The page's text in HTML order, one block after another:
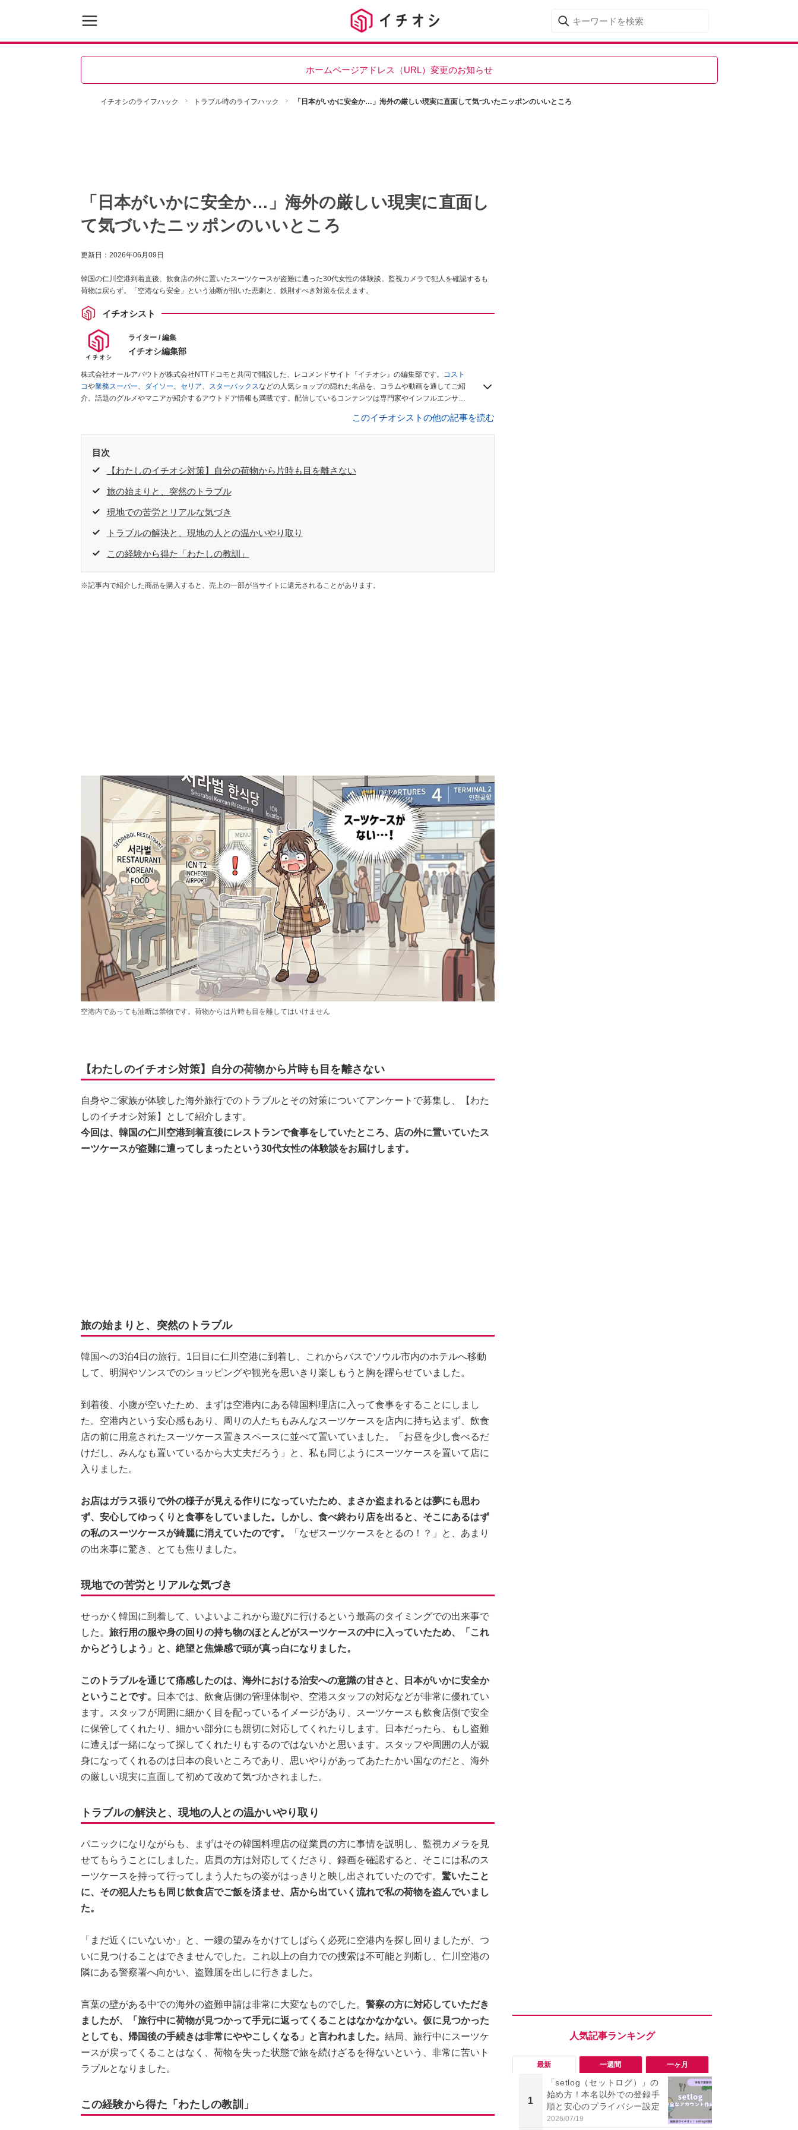
ホームページアドレス（URL）変更のお知らせ
イチオシのライフハック トラブル時のライフハック 「日本がいかに安全か…」海外の厳しい現実に直面して気づいたニッポンのいいところ
「日本がいかに安全か…」海外の厳しい現実に直面し
て気づいたニッポンのいいところ
更新日： 2026年06月09日
韓国の仁川空港到着直後、飲食店の外に置いたスーツケースが盗難に遭った30代女性の体験談。監視カメラで犯人を確認するも
荷物は戻らず。「空港なら安全」という油断が招いた悲劇と、鉄則すべき対策を伝えます。
イチオシスト
ライター / 編集
イチオシ編集部
株式会社オールアバウトが株式会社NTTドコモと共同で開設した、レコメンドサイト『イチオシ』の編集部です。
コスト
コや業務スーパー、 ダイソー、 セリア、 スターバックスなどの人気ショップの隠れた名品を、コラムや動画を通してご紹
介。話題のグルメやマニアが紹介するアウトドア情報も満載です。配信しているコンテンツは専門家やインフルエンサー
このイチオシストの他の記事を読む
目次
【わたしのイチオシ対策】自分の荷物から片時も目を離さない
旅の始まりと、突然のトラブル
現地での苦労とリアルな気づき
トラブルの解決と、現地の人との温かいやり取り
この経験から得た「わたしの教訓」
※記事内で紹介した商品を購入すると、売上の一部が当サイトに還元されることがあります。
空港内であっても油断は禁物です。荷物からは片時も目を離してはいけません
【わたしのイチオシ対策】自分の荷物から片時も目を離さない
自身やご家族が体験した海外旅行でのトラブルとその対策についてアンケートで募集し、【わた
しのイチオシ対策】として紹介します。
今回は、韓国の仁川空港到着直後にレストランで食事をしていたところ、店の外に置いていたス
ーツケースが盗難に遭ってしまったという30代女性の体験談をお届けします。
旅の始まりと、突然のトラブル
韓国への3泊4日の旅行。1日目に仁川空港に到着し、これからバスでソウル市内のホテルへ移動
して、明洞やソンスでのショッピングや観光を思いきり楽しもうと胸を躍らせていました。
到着後、小腹が空いたため、まずは空港内にある韓国料理店に入って食事をすることにしまし
た。空港内という安心感もあり、周りの人たちもみんなスーツケースを店内に持ち込まず、飲食
店の前に用意されたスーツケース置きスペースに並べて置いていました。「お昼を少し食べるだ
けだし、みんなも置いているから大丈夫だろう」と、私も同じようにスーツケースを置いて店に
入りました。
お店はガラス張りで外の様子が見える作りになっていたため、まさか盗まれるとは夢にも思わ
ず、安心してゆっくりと食事をしていました。しかし、食べ終わり店を出ると、そこにあるはず
の私のスーツケースが綺麗に消えていたのです。
「なぜスーツケースをとるの！？」と、あまり
の出来事に驚き、とても焦りました。
現地での苦労とリアルな気づき
せっかく韓国に到着して、いよいよこれから遊びに行けるという最高のタイミングでの出来事で
した。 旅行用の服や身の回りの持ち物のほとんどがスーツケースの中に入っていたため、「これ
からどうしよう」と、絶望と焦燥感で頭が真っ白になりました。
このトラブルを通じて痛感したのは、海外における治安への意識の甘さと、日本がいかに安全か
ということです。
日本では、飲食店側の管理体制や、空港スタッフの対応などが非常に優れてい
ます。スタッフが周囲に細かく目を配っているイメージがあり、スーツケースも飲食店側で安全
に保管してくれたり、細かい部分にも親切に対応してくれたりします。日本だったら、もし盗難
に遭えば一緒になって探してくれたりもするのではないかと思います。スタッフや周囲の人が親
身になってくれるのは日本の良いところであり、思いやりがあってあたたかい国なのだと、海外
の厳しい現実に直面して初めて改めて気づかされました。
トラブルの解決と、現地の人との温かいやり取り
パニックになりながらも、まずはその韓国料理店の従業員の方に事情を説明し、監視カメラを見
せてもらうことにしました。店員の方は対応してくださり、録画を確認すると、そこには私のス
ーツケースを持って行ってしまう人たちの姿がはっきりと映し出されていたのです。 驚いたこと
に、その犯人たちも同じ飲食店でご飯を済ませ、店から出ていく流れで私の荷物を盗んでいまし
た。
「まだ近くにいないか」と、一縷の望みをかけてしばらく必死に空港内を探し回りましたが、つ
いに見つけることはできませんでした。これ以上の自力での捜索は不可能と判断し、仁川空港の
隣にある警察署へ向かい、盗難届を出しに行きました。
言葉の壁がある中での海外の盗難申請は非常に大変なものでした。 警察の方に対応していただき
ましたが、「旅行中に荷物が見つかって手元に返ってくることはなかなかない。仮に見つかった
としても、帰国後の手続きは非常にややこしくなる」と言われました。 結局、旅行中にスーツケ
ースが戻ってくることはなく、荷物を失った状態で旅を続けざるを得ないという、非常に苦いト
ラブルとなりました。
この経験から得た「わたしの教訓」
最新 一週間 一ヶ月
1
「setlog（セットログ）」の
始め方！本名以外での登録手
順と安心のプライバシー設定
2026/07/19